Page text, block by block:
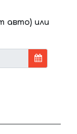
авто) или